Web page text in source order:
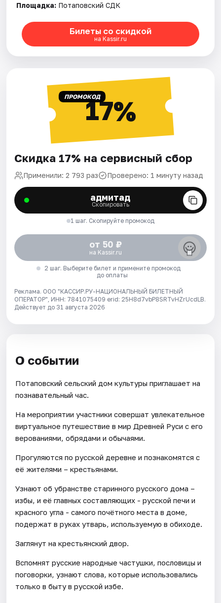
Площадка: Потаповский СДК
Билеты со скидкой
на Kassir.ru
ПРОМОКОД17%
Скидка 17% на сервисный сбор
Применили: 2 793 раз Проверено: 1 минуту назад
адмитад
Скопировать
1 шаг. Скопируйте промокод
от 50 ₽
на Kassir.ru
2 шаг. Выберите билет и примените промокод
до оплаты
Реклама. ООО "КАССИР.РУ-НАЦИОНАЛЬНЫЙ БИЛЕТНЫЙ
ОПЕРАТОР", ИНН: 7841075409 erid: 25H8d7vbP8SRTvHZrUcdLB.
Действует до 31 августа 2026
О событии
Потаповский сельский дом культуры приглашает на
познавательный час.
На мероприятии участники совершат увлекательное
виртуальное путешествие в мир Древней Руси с его
верованиями, обрядами и обычаями.
Прогуляются по русской деревне и познакомятся с
её жителями – крестьянами.
Узнают об убранстве старинного русского дома –
избы, и её главных составляющих - русской печи и
красного угла - самого почётного места в доме,
подержат в руках утварь, используемую в обиходе.
Заглянут на крестьянский двор.
Вспомнят русские народные частушки, пословицы и
поговорки, узнают слова, которые использовались
только в быту в русской избе.